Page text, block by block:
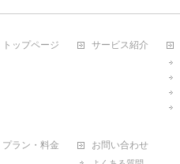
トップページ サービス紹介
プラン・料金 お問い合わせ